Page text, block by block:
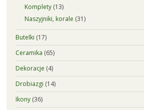
Komplety(13)
Naszyjniki, korale (31)
Butelki (17)
Ceramika (65)
Dekoracje (4)
Drobiazgi (14)
Ikony(36)